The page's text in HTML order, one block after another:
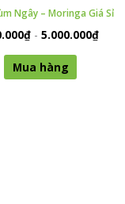
thể
chọn
trên
trang
Ngây – Moringa Giá Sỉ
₫- 5.000.000₫
Mua hàng
có
nhiều
biến